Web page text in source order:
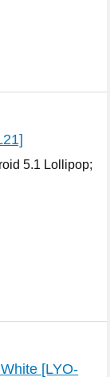
5.1 Lollipop;
[LYO-